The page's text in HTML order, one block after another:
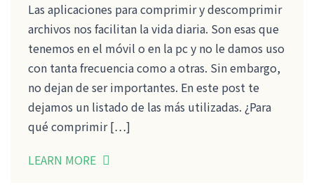
Las aplicaciones para comprimir y descomprimir
archivos nos facilitan la vida diaria. Son esas que
tenemos en el móvil o en la pc y no le damos uso
con tanta frecuencia como a otras. Sin embargo,
no dejan de ser importantes. En este post te
dejamos un listado de las más utilizadas. ¿Para
qué comprimir […]
LEARN MORE